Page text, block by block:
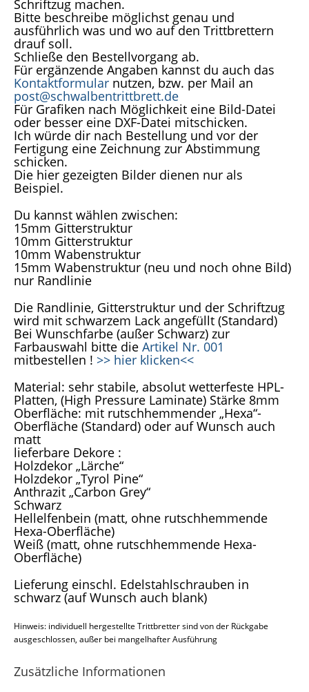
Schriftzug machen.
Bitte beschreibe möglichst genau und
ausführlich was und wo auf den Trittbrettern
drauf soll.
Schließe den Bestellvorgang ab.
Für ergänzende Angaben kannst du auch das
Kontaktformular nutzen, bzw. per Mail an
post@schwalbentrittbrett.de
Für Grafiken nach Möglichkeit eine Bild-Datei
oder besser eine DXF-Datei mitschicken.
Ich würde dir nach Bestellung und vor der
Fertigung eine Zeichnung zur Abstimmung
schicken.
Die hier gezeigten Bilder dienen nur als
Beispiel.
Du kannst wählen zwischen:
15mm Gitterstruktur
10mm Gitterstruktur
10mm Wabenstruktur
15mm Wabenstruktur (neu und noch ohne Bild)
nur Randlinie
Die Randlinie, Gitterstruktur und der Schriftzug
wird mit schwarzem Lack angefüllt (Standard)
Bei Wunschfarbe (außer Schwarz) zur
Farbauswahl bitte die Artikel Nr. 001
mitbestellen ! >> hier klicken<<
Material: sehr stabile, absolut wetterfeste HPL-
Platten, (High Pressure Laminate) Stärke 8mm
Oberfläche: mit rutschhemmender „Hexa“-
Oberfläche (Standard) oder auf Wunsch auch
matt
lieferbare Dekore :
Holzdekor „Lärche“
Holzdekor „Tyrol Pine“
Anthrazit „Carbon Grey“
Schwarz
Hellelfenbein (matt, ohne rutschhemmende
Hexa-Oberfläche)
Weiß (matt, ohne rutschhemmende Hexa-
Oberfläche)
Lieferung einschl. Edelstahlschrauben in
schwarz (auf Wunsch auch blank)
Hinweis: individuell hergestellte Trittbretter sind von der Rückgabe
ausgeschlossen, außer bei mangelhafter Ausführung
Zusätzliche Informationen